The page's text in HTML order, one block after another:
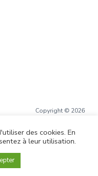
Copyright © 2026
des cookies. En
à leur utilisation.